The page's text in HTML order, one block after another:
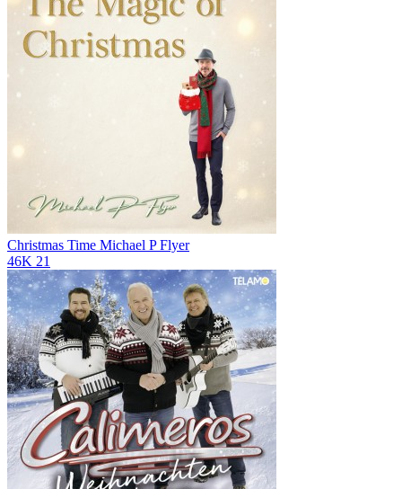
Christmas Time Michael P Flyer
46K 21